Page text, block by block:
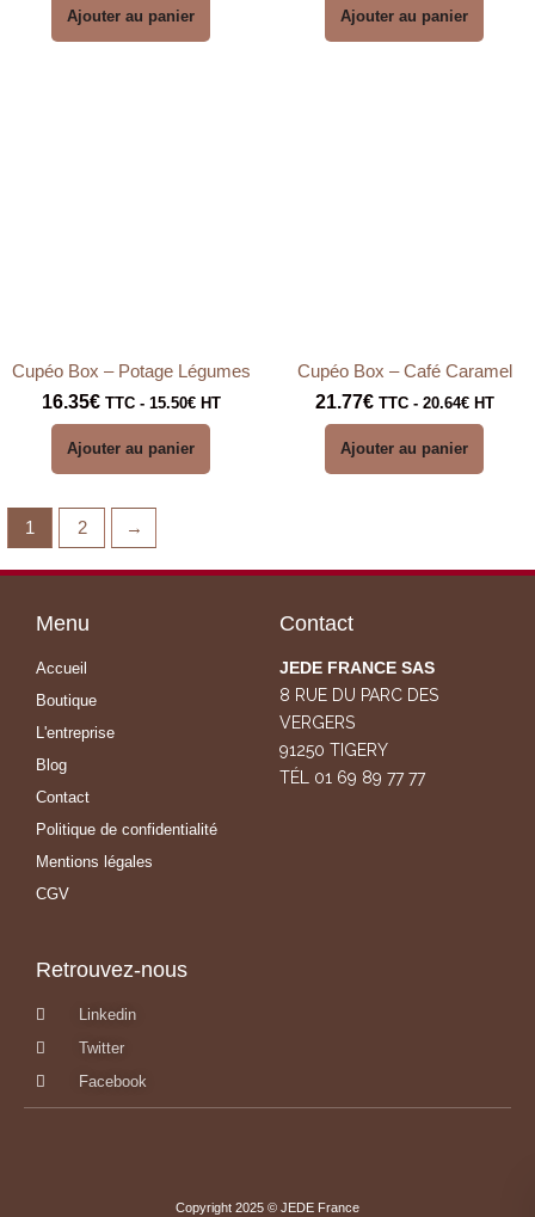
Ajouter au panier Ajouter au panier
Cupéo Box – Potage Légumes
16.35€ TTC - 15.50€HT
Ajouter au panier
Cupéo Box – Café Caramel
21.77€ TTC - 20.64€HT
Ajouter au panier
1 2 →
Menu
Accueil
Boutique
L'entreprise
Blog
Contact
Politique de confidentialité
Mentions légales
CGV
Contact
JEDE FRANCE SAS
8 RUE DU PARC DES
VERGERS
91250 TIGERY
TÉL 01 69 89 77 77
Retrouvez-nous
Linkedin
Twitter
Facebook
Copyright 2025 © JEDE France